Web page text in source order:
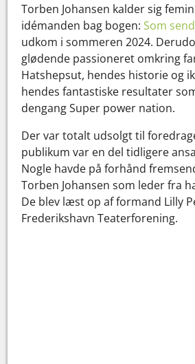
Torben Johansen kalder sig
idémanden bag bogen:Som
udkom i sommeren 2024.
glødende passioneret omkring
Hatshepsut, hendes historie og
hendes fantastiske resultater
dengang Super power nation.
Der var totalt udsolgt til
publikum var en del tidligere
Nogle havde på forhånd
Torben Johansen som leder fra
De blev læst op af formand Lilly
Frederikshavn Teaterforening.